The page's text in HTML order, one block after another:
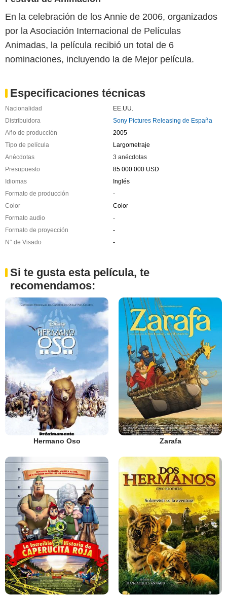
En la celebración de los Annie de 2006, organizados
por la Asociación Internacional de Películas
Animadas, la película recibió un total de 6
nominaciones, incluyendo la de Mejor película.
Especificaciones técnicas
Nacionalidad
EE.UU.
Distribuidora
Sony Pictures Releasing de España
Año de producción
2005
Tipo de película
Largometraje
Anécdotas
3 anécdotas
Presupuesto
85 000 000 USD
Idiomas
Inglés
Formato de producción
-
Color
Color
Formato audio
-
Formato de proyección
-
N° de Visado
-
Si te gusta esta película, te
recomendamos:
Hermano Oso Zarafa